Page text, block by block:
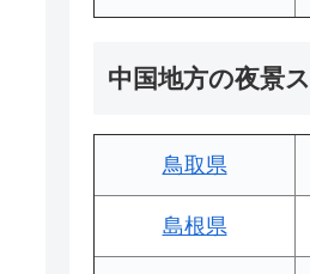
中国地方の夜景
鳥取県
島根県